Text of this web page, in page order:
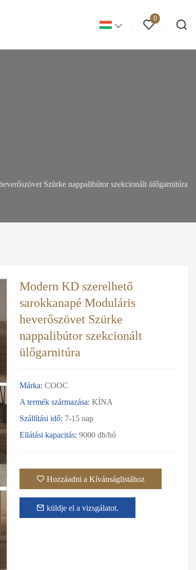
0
Szürke nappalibútor szekcionált ülőgarnitúra
Modern KD szerelhető
sarokkanapé Moduláris
heverőszövet Szürke
nappalibútor szekcionált
ülőgarnitúra
Márka: COOC
A termék származása: KÍNA
Szállítási idő: 7-15 nap
Ellátási kapacitás: 9000 db/hó
Hozzáadni a Kívánságlistához
küldje el a vizsgálatot.